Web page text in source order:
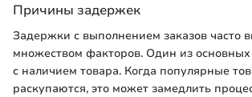
Причины задержек
Задержки с выполнением заказов часто
множеством факторов. Один из
с наличием товара. Когда популярные
раскупаются, это может замедлить